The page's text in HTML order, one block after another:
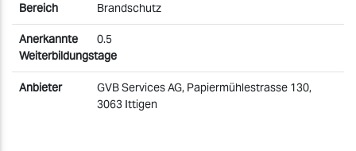
Brandschutz
0.5
GVB Services AG, Papiermühlestrasse 130,
3063 Ittigen